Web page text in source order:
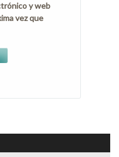
y web
vez que